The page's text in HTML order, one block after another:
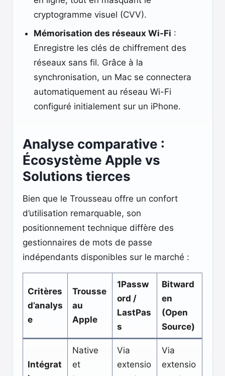
cryptogramme visuel (CVV).
Mémorisation des réseaux Wi-Fi :
Enregistre les clés de chiffrement des
réseaux sans fil. Grâce à la
synchronisation, un Mac se connectera
automatiquement au réseau Wi-Fi
configuré initialement sur un iPhone.
Analyse comparative :
Écosystème Apple vs
Solutions tierces
Bien que le Trousseau offre un confort
d’utilisation remarquable, son
positionnement technique diffère des
gestionnaires de mots de passe
indépendants disponibles sur le marché :
Critères
d’analys
e
Trousse
au
Apple
1Passw
ord /
LastPas
s
Bitward
en
(Open
Source)
Intégrat
Native
et
Via
extensio
Via
extensio